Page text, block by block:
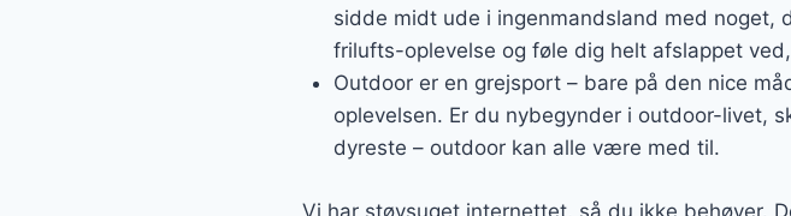
sidde midt ude i ingenmandsland med noget,
frilufts-oplevelse og føle dig helt afslappet
Outdoor er en grejsport – bare på den nice
oplevelsen. Er du nybegynder i outdoor-livet,
dyreste – outdoor kan alle være med til.
Vi har støvsuget internettet, så du ikke behøver.